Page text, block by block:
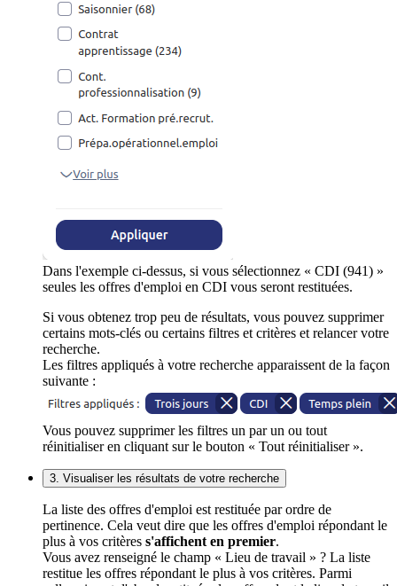
Dans l'exemple ci-dessus, si vous sélectionnez « CDI (941) »
seules les offres d'emploi en CDI vous seront restituées.
Si vous obtenez trop peu de résultats, vous pouvez supprimer
certains mots-clés ou certains filtres et critères et relancer votre
recherche.
Les filtres appliqués à votre recherche apparaissent de la façon
suivante :
Vous pouvez supprimer les filtres un par un ou tout
réinitialiser en cliquant sur le bouton « Tout réinitialiser ».
3. Visualiser les résultats de votre recherche
La liste des offres d'emploi est restituée par ordre de
pertinence. Cela veut dire que les offres d'emploi répondant le
plus à vos critères s'affichent en premier.
Vous avez renseigné le champ « Lieu de travail » ? La liste
restitue les offres répondant le plus à vos critères. Parmi